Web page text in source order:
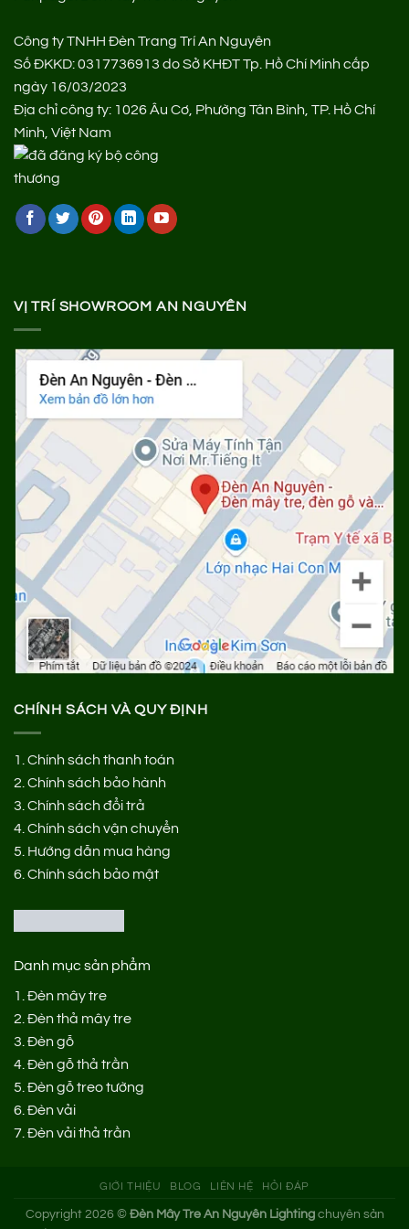
Công ty TNHH Đèn Trang Trí An Nguyên
Số ĐKKD: 0317736913 do Sở KHĐT Tp. Hồ Chí Minh cấp
ngày 16/03/2023
Địa chỉ công ty: 1026 Âu Cơ, Phường Tân Bình, TP. Hồ Chí
Minh, Việt Nam
VỊ TRÍ SHOWROOM AN NGUYÊN
CHÍNH SÁCH VÀ QUY ĐỊNH
1. Chính sách thanh toán
2. Chính sách bảo hành
3. Chính sách đổi trả
4. Chính sách vận chuyển
5. Hướng dẫn mua hàng
6. Chính sách bảo mật
Danh mục sản phẩm
1. Đèn mây tre
2. Đèn thả mây tre
3. Đèn gỗ
4. Đèn gỗ thả trần
5. Đèn gỗ treo tường
6. Đèn vải
7. Đèn vải thả trần
GIỚI THIỆU BLOG LIÊN HỆ HỎI ĐÁP
Copyright 2026 © Đèn Mây Tre An Nguyên Lightingchuyên sản